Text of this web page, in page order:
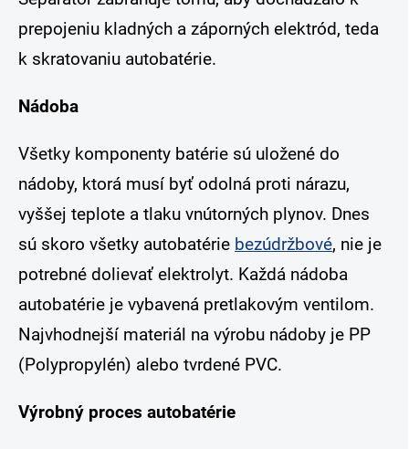
prepojeniu kladných a záporných elektród, teda
k skratovaniu autobatérie.
Nádoba
Všetky komponenty batérie sú uložené do
nádoby, ktorá musí byť odolná proti nárazu,
vyššej teplote a tlaku vnútorných plynov. Dnes
sú skoro všetky autobatérie bezúdržbové, nie je
potrebné dolievať elektrolyt. Každá nádoba
autobatérie je vybavená pretlakovým ventilom.
Najvhodnejší materiál na výrobu nádoby je PP
(Polypropylén) alebo tvrdené PVC.
Výrobný proces autobatérie